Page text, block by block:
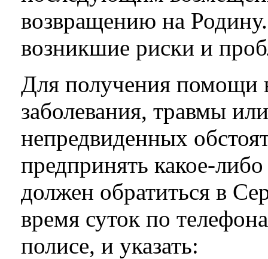
возвращению на Родину.
возникшие риски и
Для получения помощи
заболевания, травмы
непредвиденных
предпринять какое-
должен обратиться в
время суток по
полисе, и указать: